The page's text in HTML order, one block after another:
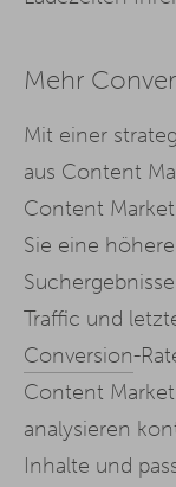
Mehr
Mit einer
aus Content
Content
Sie eine
Traffic und
Conversion-
Content
analysieren
Inhalte und